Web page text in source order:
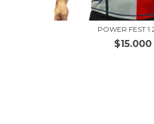
POWER FEST 1
$15.000